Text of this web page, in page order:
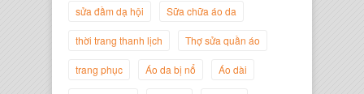
sửa đầm dạ hội Sữa chữa áo da
thời trang thanh lịch Thợ sửa quần áo
trang phục Áo da bị nổ Áo dài